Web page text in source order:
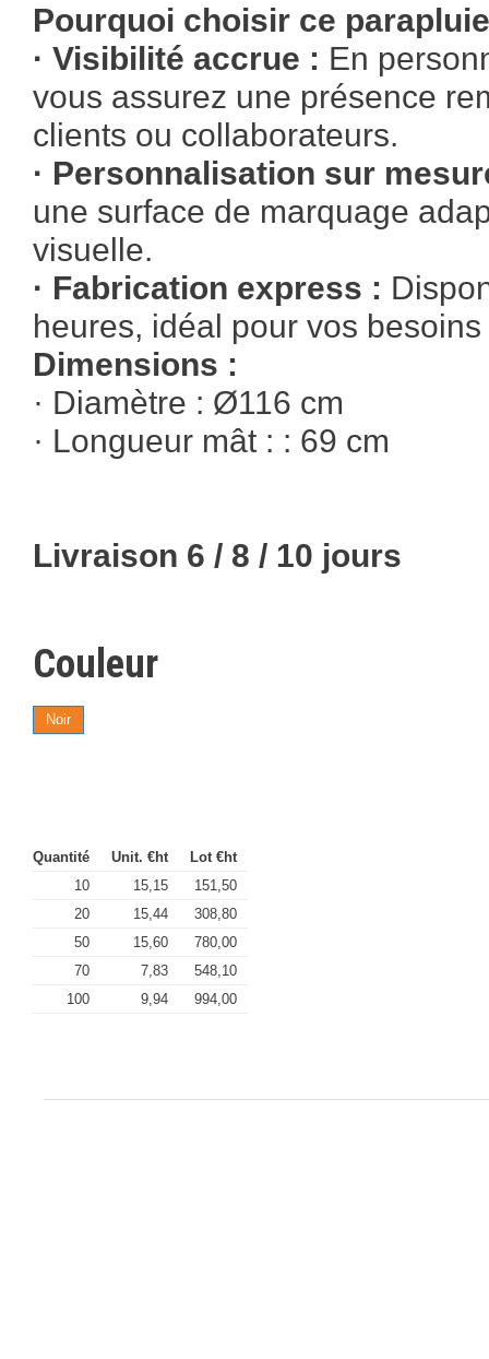
Pourquoi choisir ce
· Visibilité accrue : En
vous assurez une présence
clients ou collaborateurs.
· Personnalisation sur
une surface de marquage
visuelle.
· Fabrication express :
heures, idéal pour vos
Dimensions :
· Diamètre : Ø116 cm
· Longueur mât : : 69 cm
Livraison 6 / 8 / 10 jours
Couleur
Noir
Quantité Unit. €ht
Lot €ht
10
15,15
151,50
20
15,44
308,80
50
15,60
780,00
70
7,83
548,10
100
9,94 994,00